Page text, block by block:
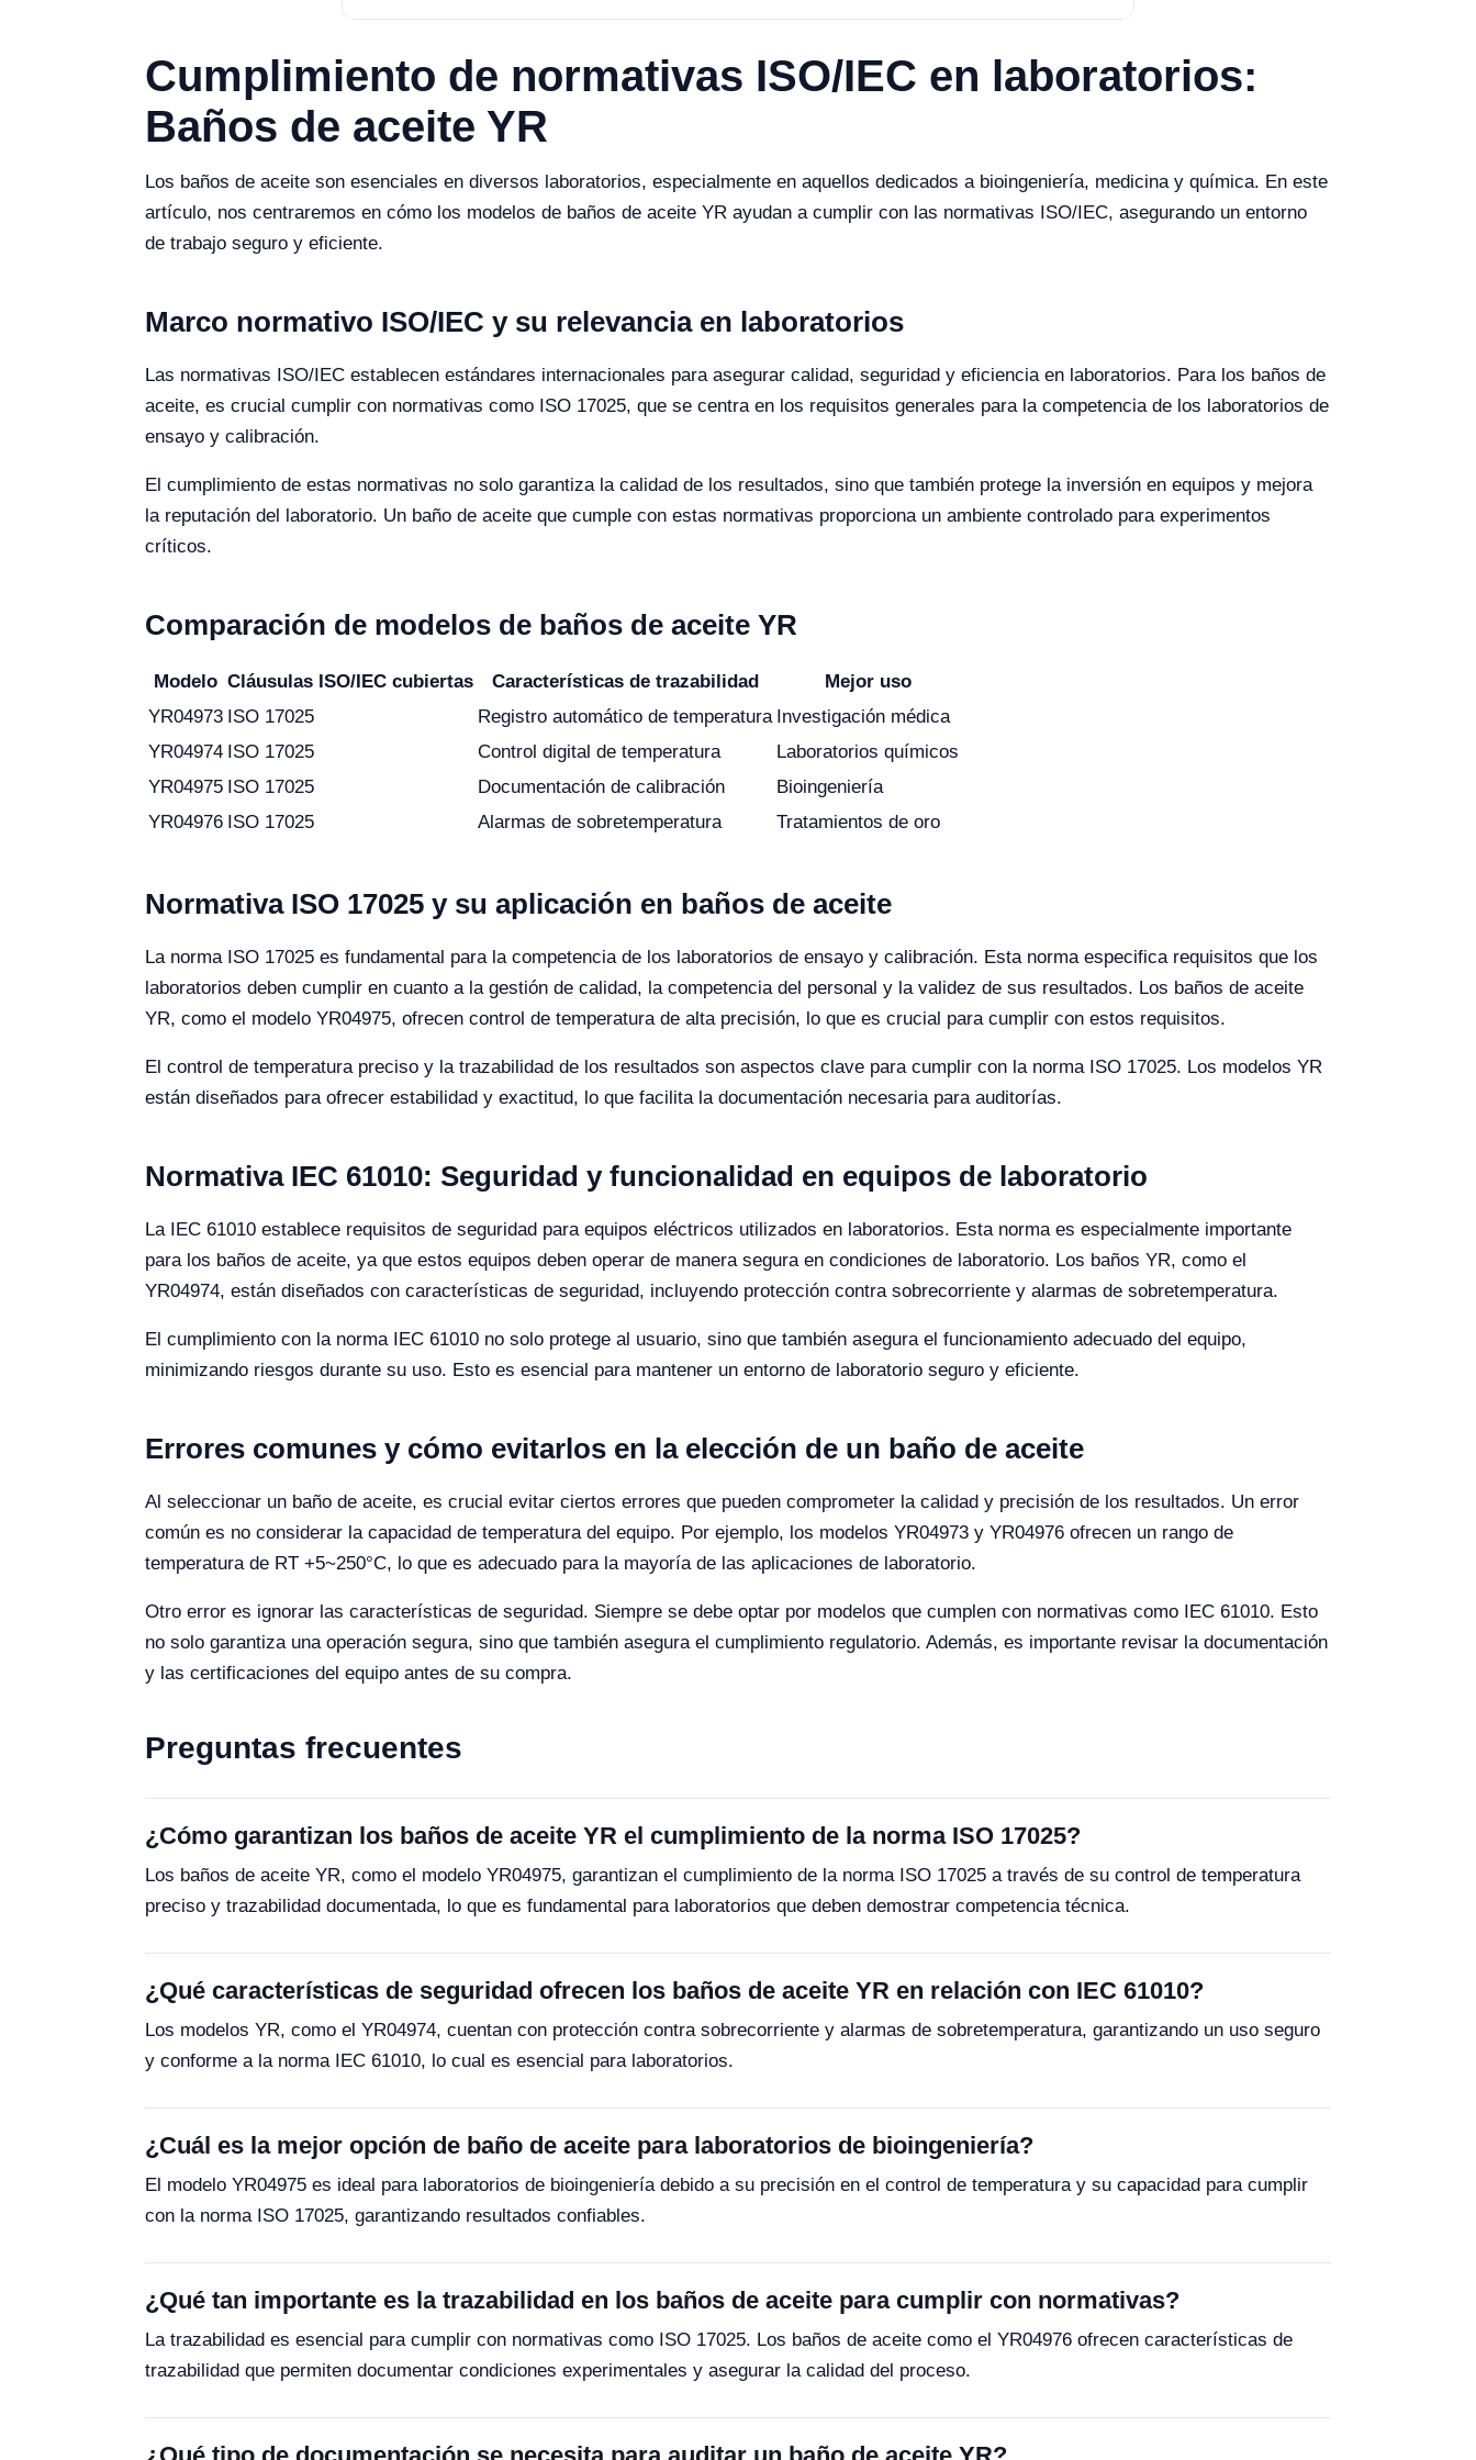
Cumplimiento de normativas ISO/IEC en laboratorios:
Baños de aceite YR
Los baños de aceite son esenciales en diversos laboratorios, especialmente en aquellos dedicados a bioingeniería, medicina y química. En este
artículo, nos centraremos en cómo los modelos de baños de aceite YR ayudan a cumplir con las normativas ISO/IEC, asegurando un entorno
de trabajo seguro y eficiente.
Marco normativo ISO/IEC y su relevancia en laboratorios
Las normativas ISO/IEC establecen estándares internacionales para asegurar calidad, seguridad y eficiencia en laboratorios. Para los baños de
aceite, es crucial cumplir con normativas como ISO 17025, que se centra en los requisitos generales para la competencia de los laboratorios de
ensayo y calibración.
El cumplimiento de estas normativas no solo garantiza la calidad de los resultados, sino que también protege la inversión en equipos y mejora
la reputación del laboratorio. Un baño de aceite que cumple con estas normativas proporciona un ambiente controlado para experimentos
críticos.
Comparación de modelos de baños de aceite YR
Modelo Cláusulas ISO/IEC cubiertas Características de trazabilidad
Mejor uso
YR04973 ISO 17025 Registro automático de temperatura Investigación médica
YR04974 ISO 17025 Control digital de temperatura
Laboratorios químicos
YR04975 ISO 17025 Documentación de calibración
Bioingeniería
YR04976 ISO 17025 Alarmas de sobretemperatura Tratamientos de oro
Normativa ISO 17025 y su aplicación en baños de aceite
La norma ISO 17025 es fundamental para la competencia de los laboratorios de ensayo y calibración. Esta norma especifica requisitos que los
laboratorios deben cumplir en cuanto a la gestión de calidad, la competencia del personal y la validez de sus resultados. Los baños de aceite
YR, como el modelo YR04975, ofrecen control de temperatura de alta precisión, lo que es crucial para cumplir con estos requisitos.
El control de temperatura preciso y la trazabilidad de los resultados son aspectos clave para cumplir con la norma ISO 17025. Los modelos YR
están diseñados para ofrecer estabilidad y exactitud, lo que facilita la documentación necesaria para auditorías.
Normativa IEC 61010: Seguridad y funcionalidad en equipos de laboratorio
La IEC 61010 establece requisitos de seguridad para equipos eléctricos utilizados en laboratorios. Esta norma es especialmente importante
para los baños de aceite, ya que estos equipos deben operar de manera segura en condiciones de laboratorio. Los baños YR, como el
YR04974, están diseñados con características de seguridad, incluyendo protección contra sobrecorriente y alarmas de sobretemperatura.
El cumplimiento con la norma IEC 61010 no solo protege al usuario, sino que también asegura el funcionamiento adecuado del equipo,
minimizando riesgos durante su uso. Esto es esencial para mantener un entorno de laboratorio seguro y eficiente.
Errores comunes y cómo evitarlos en la elección de un baño de aceite
Al seleccionar un baño de aceite, es crucial evitar ciertos errores que pueden comprometer la calidad y precisión de los resultados. Un error
común es no considerar la capacidad de temperatura del equipo. Por ejemplo, los modelos YR04973 y YR04976 ofrecen un rango de
temperatura de RT +5~250°C, lo que es adecuado para la mayoría de las aplicaciones de laboratorio.
Otro error es ignorar las características de seguridad. Siempre se debe optar por modelos que cumplen con normativas como IEC 61010. Esto
no solo garantiza una operación segura, sino que también asegura el cumplimiento regulatorio. Además, es importante revisar la documentación
y las certificaciones del equipo antes de su compra.
Preguntas frecuentes
¿Cómo garantizan los baños de aceite YR el cumplimiento de la norma ISO 17025?
Los baños de aceite YR, como el modelo YR04975, garantizan el cumplimiento de la norma ISO 17025 a través de su control de temperatura
preciso y trazabilidad documentada, lo que es fundamental para laboratorios que deben demostrar competencia técnica.
¿Qué características de seguridad ofrecen los baños de aceite YR en relación con IEC 61010?
Los modelos YR, como el YR04974, cuentan con protección contra sobrecorriente y alarmas de sobretemperatura, garantizando un uso seguro
y conforme a la norma IEC 61010, lo cual es esencial para laboratorios.
¿Cuál es la mejor opción de baño de aceite para laboratorios de bioingeniería?
El modelo YR04975 es ideal para laboratorios de bioingeniería debido a su precisión en el control de temperatura y su capacidad para cumplir
con la norma ISO 17025, garantizando resultados confiables.
¿Qué tan importante es la trazabilidad en los baños de aceite para cumplir con normativas?
La trazabilidad es esencial para cumplir con normativas como ISO 17025. Los baños de aceite como el YR04976 ofrecen características de
trazabilidad que permiten documentar condiciones experimentales y asegurar la calidad del proceso.